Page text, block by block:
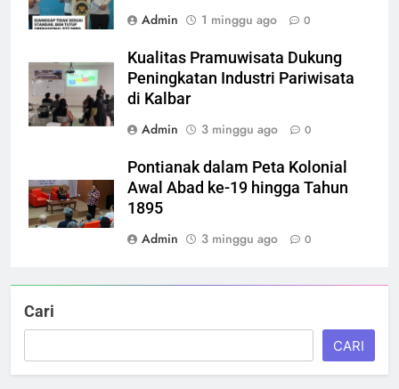
Admin
1 minggu ago 0
Kualitas Pramuwisata Dukung
Peningkatan Industri Pariwisata
di Kalbar
Admin
3 minggu ago 0
Pontianak dalam Peta Kolonial
Awal Abad ke-19 hingga Tahun
1895
Admin
3 minggu ago 0
Cari
CARI